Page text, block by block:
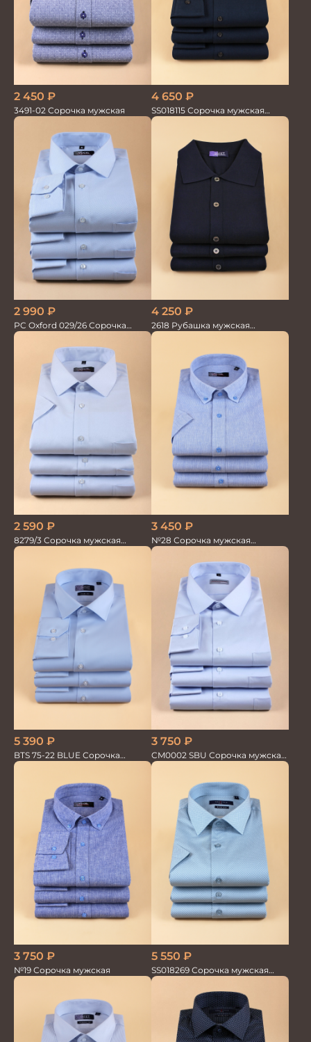
2 450 ₽
3491-02 Сорочка мужская
4 650 ₽
SS018115 Сорочка мужская
GROSTYLE PRIME
2 990 ₽
PC Oxford 029/26 Сорочка
4 250 ₽
2618 Рубашка мужская
кор.рукав трикотажная т.син.
2 590 ₽
8279/3 Сорочка мужская
кор.рукав
3 450 ₽
№28 Сорочка мужская
кор.рукав
5 390 ₽
BTS 75-22 BLUE Сорочка
мужская лайкра бамбук
3 750 ₽
CM0002 SBU Сорочка мужская
голубая
3 750 ₽
№19 Сорочка мужская
5 550 ₽
SS018269 Сорочка мужская
кор.рукав GROSTYLE PRIME